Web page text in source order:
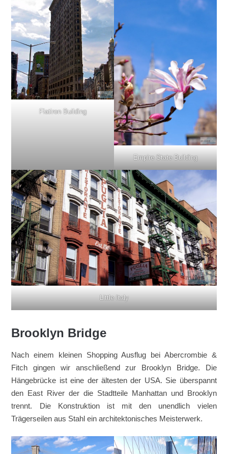
Flatiron Building
Empire State Building
Little Italy
Brooklyn Bridge
Nach einem kleinen Shopping Ausflug bei Abercrombie &
Fitch gingen wir anschließend zur Brooklyn Bridge. Die
Hängebrücke ist eine der ältesten der USA. Sie überspannt
den East River der die Stadtteile Manhattan und Brooklyn
trennt. Die Konstruktion ist mit den unendlich vielen
Trägerseilen aus Stahl ein architektonisches Meisterwerk.